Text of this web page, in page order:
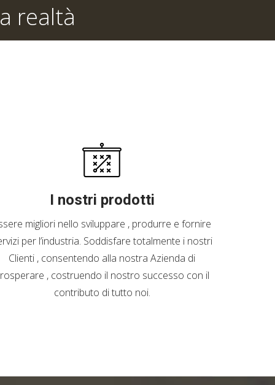
realtà
I nostri prodotti
migliori nello sviluppare , produrre e fornire
per l’industria. Soddisfare totalmente i nostri
Clienti , consentendo alla nostra Azienda di
, costruendo il nostro successo con il
contributo di tutto noi.